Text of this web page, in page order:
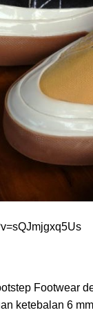
Footwear
ketebalan 6 mm